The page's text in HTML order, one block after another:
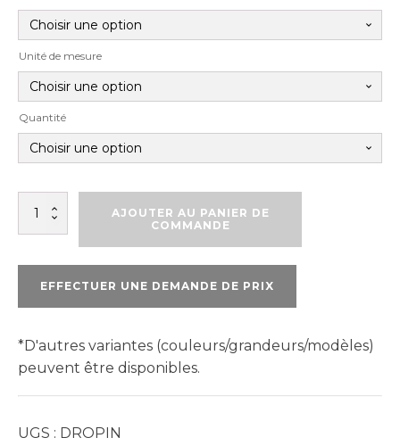
Unité de mesure
Quantité
quantité
AJOUTER AU PANIER DE
COMMANDE
EFFECTUER UNE DEMANDE DE PRIX
*D'autres variantes (couleurs/grandeurs/modèles)
peuvent être disponibles.
UGS : DROPIN